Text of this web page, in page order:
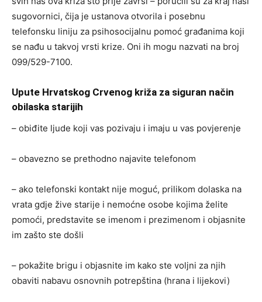
sugovornici, čija je ustanova otvorila i posebnu
telefonsku liniju za psihosocijalnu pomoć građanima koji
se nađu u takvoj vrsti krize. Oni ih mogu nazvati na broj
099/529-7100.
Upute Hrvatskog Crvenog križa za siguran način
obilaska starijih
– obiđite ljude koji vas pozivaju i imaju u vas povjerenje
– obavezno se prethodno najavite telefonom
– ako telefonski kontakt nije moguć, prilikom dolaska na
vrata gdje žive starije i nemoćne osobe kojima želite
pomoći, predstavite se imenom i prezimenom i objasnite
im zašto ste došli
– pokažite brigu i objasnite im kako ste voljni za njih
obaviti nabavu osnovnih potrepština (hrana i lijekovi)